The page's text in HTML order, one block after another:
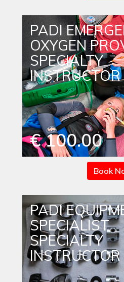
PADI
OXYGEN
SPECIALTY
INSTRUCTOR
€ 100.00
Book
PADI
SPECIALIST
SPECIALTY
INSTRUCTOR